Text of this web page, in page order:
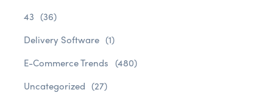
43 (36)
Delivery Software (1)
E-Commerce Trends (480)
Uncategorized (27)